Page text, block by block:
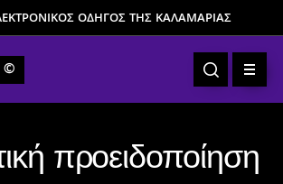
ΟΔΗΓΟΣ ΤΗΣ ΚΑΛΑΜΑΡΙΑΣ
προειδοποίηση